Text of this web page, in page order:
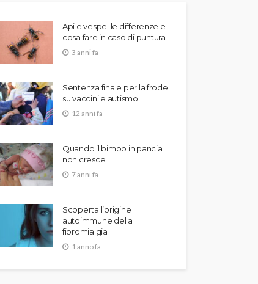
Api e vespe: le differenze e
cosa fare in caso di puntura
3 anni fa
Sentenza finale per la frode
su vaccini e autismo
12 anni fa
Quando il bimbo in pancia
non cresce
7 anni fa
Scoperta l’origine
autoimmune della
fibromialgia
1 anno fa